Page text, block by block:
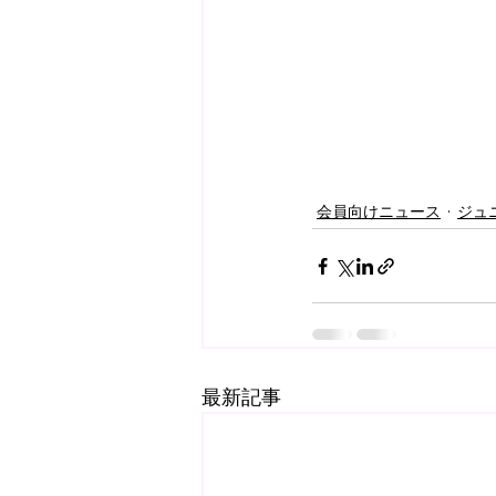
会員向けニュース ジュ
最新記事